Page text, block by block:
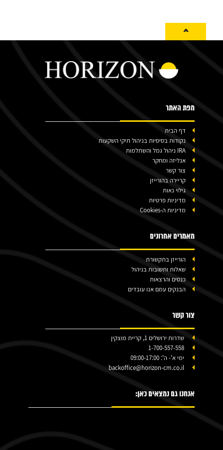
^
מפת האתר
דף הבית
נקודות בסיסיות בניהול תיקי השקעות
IRA ניהול גמל והשתלמות
אנליזה ומחקר
צור קשר
קריירה בהורייזן
גילוי נאות
מדיניות פרטיות
מדיניות ה-Cookies
מאמרים אחרונים
הורייזן בתקשורת
שאלות ותשובות בניהול
כנסים והרצאות
הבנקים עמם אנו עובדים
צור קשר
שדרות ירושלים 1, קריית מוצקין
1-700-557-558
ימי א'- ה': 09:00-17:00
backoffice@horizon-cm.co.il
אנחנו גם נמצאים כאן: